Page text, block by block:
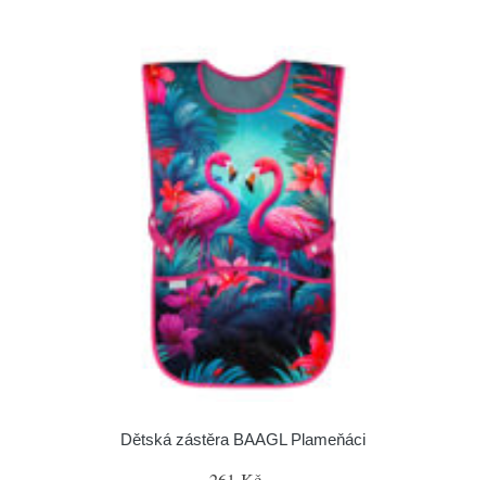
Dětská zástěra BAAGL Plameňáci